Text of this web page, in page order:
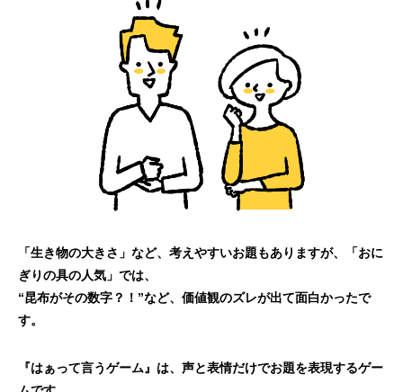
「生き物の大きさ」など、考えやすいお題もあり ますが、「おに
ぎりの具の人気」では、
“昆布がその数字？！”など、価値観のズレが出て面白かったで
す。
『はぁって言うゲーム』は、声と表情だけでお題を表現するゲー